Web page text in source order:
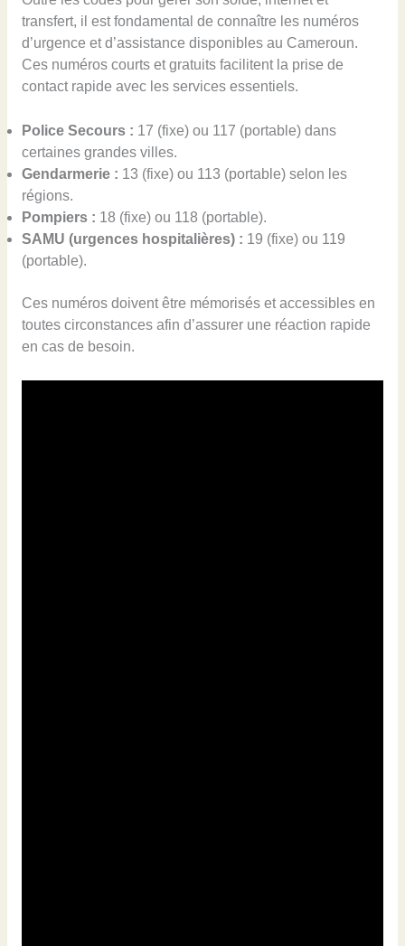
transfert, il est fondamental de connaître les numéros
d’urgence et d’assistance disponibles au Cameroun.
Ces numéros courts et gratuits facilitent la prise de
contact rapide avec les services essentiels.
Police Secours : 17 (fixe) ou 117 (portable) dans
certaines grandes villes.
Gendarmerie : 13 (fixe) ou 113 (portable) selon les
régions.
Pompiers : 18 (fixe) ou 118 (portable).
SAMU (urgences hospitalières) : 19 (fixe) ou 119
(portable).
Ces numéros doivent être mémorisés et accessibles en
toutes circonstances afin d’assurer une réaction rapide
en cas de besoin.